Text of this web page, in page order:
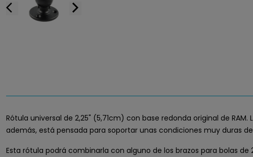
arrow_back_ios arrow_forward_ios
Rótula universal de 2,25" (5,71cm) con base redonda original de
además, está pensada para soportar unas condiciones muy duras
Esta rótula podrá combinarla con alguno de los brazos para bolas de